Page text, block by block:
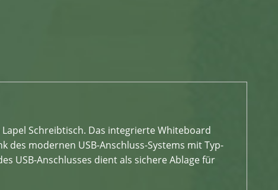
Schreibtisch. Das integrierte Whiteboard
modernen USB-Anschluss-Systems mit Typ-
USB-Anschlusses dient als sichere Ablage für